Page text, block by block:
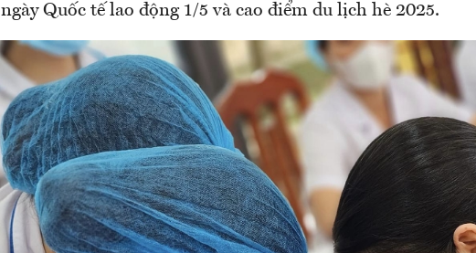
ngày Quốc tế lao động 1/5 và cao điểm du lịch hè 2025.